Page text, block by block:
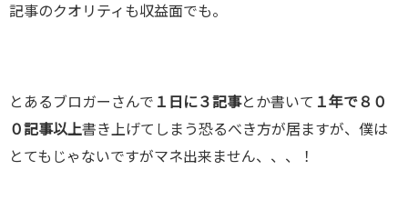
記事のクオリティも収益面でも。
とあるブロガーさんで １日に３記事とか書いて １年で８０
０記事以上書き上げてしまう恐るべき方が居ますが、僕は
とてもじゃないですがマネ出来ません、、、！